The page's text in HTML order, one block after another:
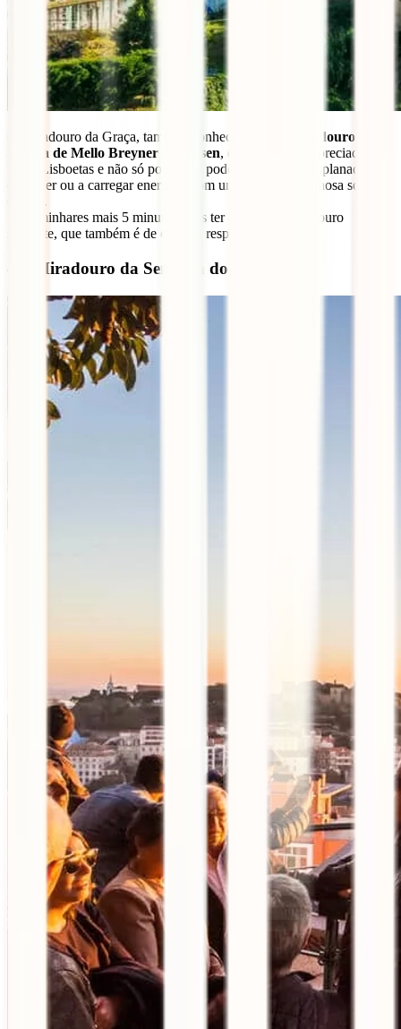
O Miradouro da Graça, também conhecido como
Miradouro
Sophia de Mello Breyner Andresen, é um dos mais apreciados
pelos Lisboetas e não só pois, aqui podes sentar-te na esplanada a
conviver ou a carregar energias, com uma vista maravilhosa sobre a
cidade.
Se caminhares mais 5 minutos, vais ter acesso ao miradouro
seguinte, que também é de cortar a respiração. Gratuito.
4 – Miradouro da Senhora do Monte